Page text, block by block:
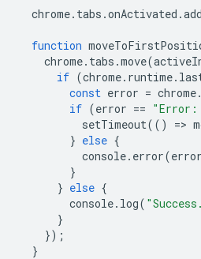
chrome. tabs .onActivated .
function
chrome. tabs .move(
if (chrome. runtime.
const error = chrome.
if (error == "Error:
setTimeout(() =>
} else {
console. error(error
}
} else {
console. log(
}
});
}